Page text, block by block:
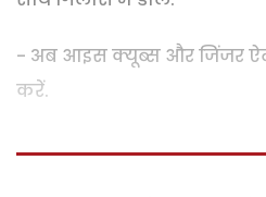
- अब आइस क्यूब्स और जिंजर ऐल
करें.